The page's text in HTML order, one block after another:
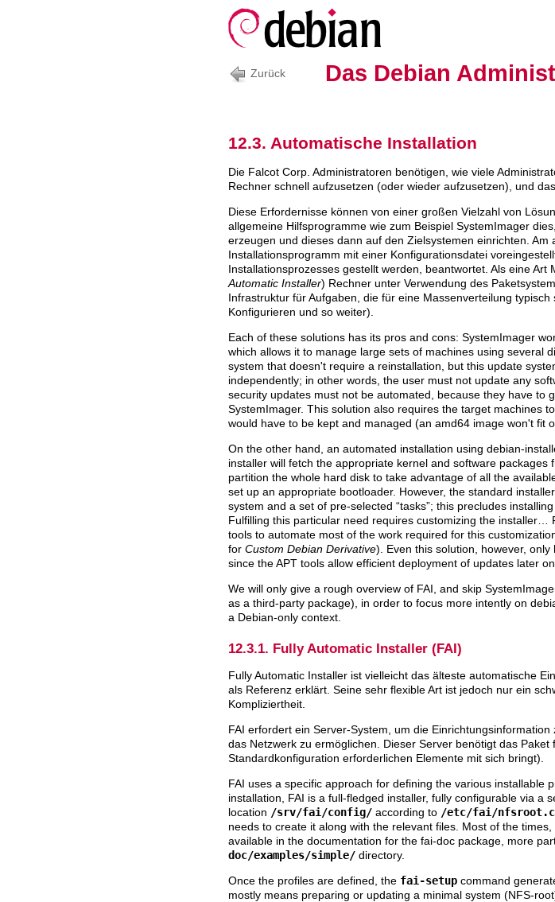
Zurück Das Debian
12.3. Automatische Installation
Die Falcot Corp. Administratoren benötigen, wie viele
Rechner schnell aufzusetzen (oder wieder aufzusetzen), und
Diese Erfordernisse können von einer großen Vielzahl von
allgemeine Hilfsprogramme wie zum Beispiel SystemImager
erzeugen und dieses dann auf den Zielsystemen einrichten.
Installationsprogramm mit einer Konfigurationsdatei
Installationsprozesses gestellt werden, beantwortet. Als eine Art
Automatic Installer) Rechner unter Verwendung des
Infrastruktur für Aufgaben, die für eine Massenverteilung
Konfigurieren und so weiter).
Each of these solutions has its pros and cons: SystemImager
which allows it to manage large sets of machines using several
system that doesn't require a reinstallation, but this update
independently; in other words, the user must not update any
security updates must not be automated, because they have to
SystemImager. This solution also requires the target machines
would have to be kept and managed (an amd64 image won't fit
On the other hand, an automated installation using debian-
installer will fetch the appropriate kernel and software
partition the whole hard disk to take advantage of all the
set up an appropriate bootloader. However, the standard
system and a set of pre-selected “tasks”; this precludes
Fulfilling this particular need requires customizing the
tools to automate most of the work required for this
for Custom Debian Derivative). Even this solution, however,
since the APT tools allow efficient deployment of updates later on.
We will only give a rough overview of FAI, and skip
as a third-party package), in order to focus more intently on
a Debian-only context.
12.3.1. Fully Automatic Installer (FAI)
Fully Automatic Installer ist vielleicht das älteste automatische
als Referenz erklärt. Seine sehr flexible Art ist jedoch nur ein
Kompliziertheit.
FAI erfordert ein Server-System, um die
das Netzwerk zu ermöglichen. Dieser Server benötigt das Paket
Standardkonfiguration erforderlichen Elemente mit sich bringt).
FAI uses a specific approach for defining the various installable
installation, FAI is a full-fledged installer, fully configurable via a
location /srv/fai/config/ according to /etc/fai/
needs to create it along with the relevant files. Most of the
available in the documentation for the fai-doc package, more
doc/examples/simple/ directory.
Once the profiles are defined, the fai-setup command
mostly means preparing or updating a minimal system (NFS-